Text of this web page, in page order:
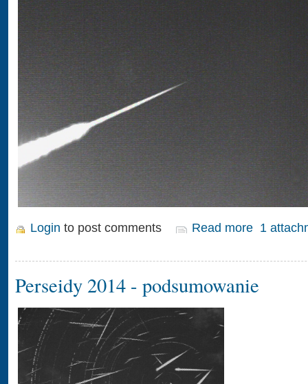
Login to post comments Read more 1
Perseidy 2014 - podsumowanie